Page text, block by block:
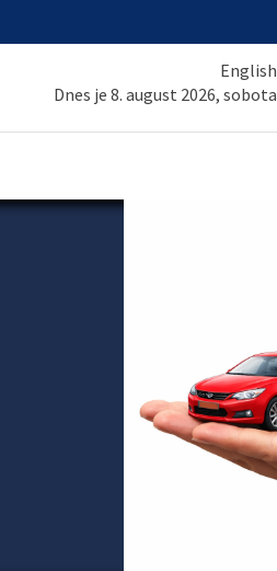
English
Dnes je 8. august 2026, sobota